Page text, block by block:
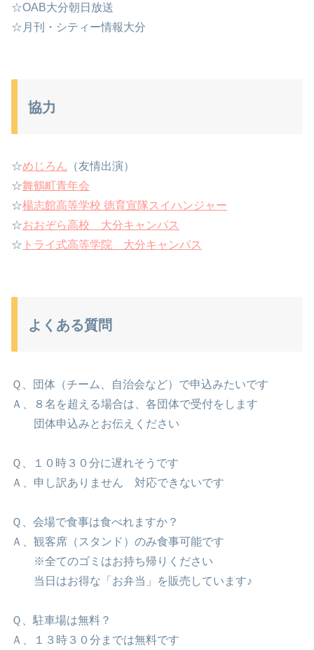
☆OAB大分朝日放送
☆月刊・シティー情報大分
協力
☆めじろん （友情出演）
☆舞鶴町青年会
☆楊志館高等学校 徳育宣隊スイハンジャー
☆おおぞら高校 大分キャンパス
☆ トライ式高等学院 大分キャンパス
よくある質問
Ｑ、団体（チーム、自治会など）で申込みたいです
Ａ、８名を超える場合は、各団体で受付をします
団体申込みとお伝えください
Ｑ、１０時３０分に遅れそうです
Ａ、申し訳ありません 対応できないです
Ｑ、会場で食事は食べれますか？
Ａ、観客席（スタンド）のみ食事可能です
※全てのゴミはお持ち帰りください
当日はお得な「お弁当」を販売しています♪
Ｑ、駐車場は無料？
Ａ、１３時３０分までは無料です